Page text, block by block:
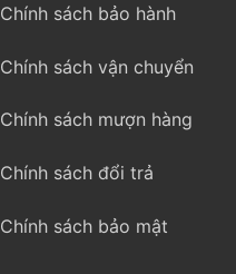
Chính sách bảo hành
Chính sách vận chuyển
Chính sách mượn hàng
Chính sách đổi trả
Chính sách bảo mật